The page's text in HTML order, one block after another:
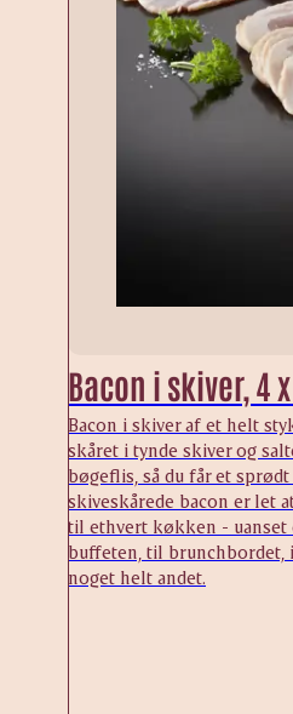
Bacon i skiver, 4
Bacon i skiver af et helt
skåret i tynde skiver og
bøgeflis, så du får et
skiveskårede bacon er let
til ethvert køkken - uanset
buffeten, til brunchbordet,
noget helt andet.